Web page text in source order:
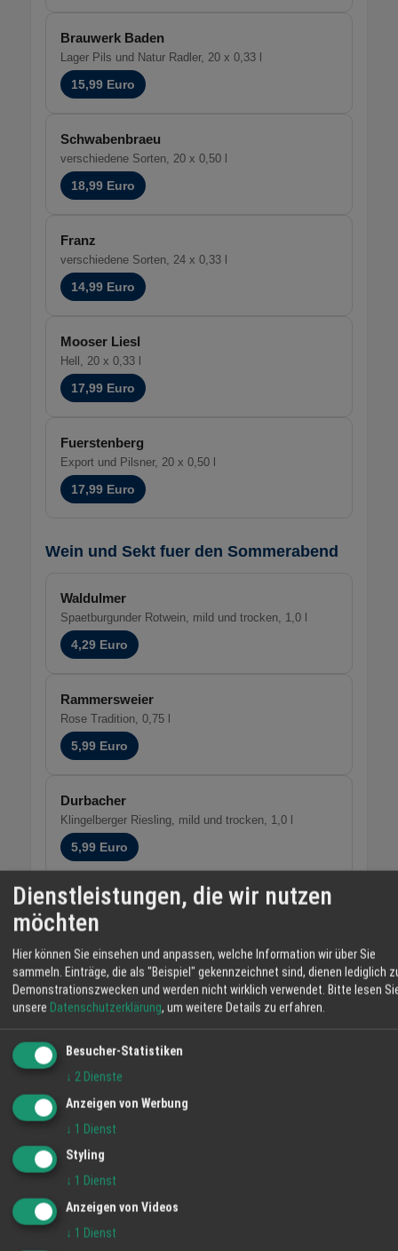
Brauwerk Baden
Lager Pils und Natur Radler, 20 x 0,33 l
15,99 Euro
Schwabenbraeu
verschiedene Sorten, 20 x 0,50 l
18,99 Euro
Franz
verschiedene Sorten, 24 x 0,33 l
14,99 Euro
Mooser Liesl
Hell, 20 x 0,33 l
17,99 Euro
Fuerstenberg
Export und Pilsner, 20 x 0,50 l
17,99 Euro
Wein und Sekt fuer den Sommerabend
Waldulmer
Spaetburgunder Rotwein, mild und trocken, 1,0 l
4,29 Euro
Rammersweier
Rose Tradition, 0,75 l
5,99 Euro
Durbacher
Klingelberger Riesling, mild und trocken, 1,0 l
5,99 Euro
Rotkaeppchen Sekt
trocken und halbtrocken, 0,75 l
3,49 Euro
Zibibbo Zibomare
Change Grenache
Dienstleistungen, die wir nutzen
möchten
Hier können Sie einsehen und anpassen, welche Information wir über Sie
sammeln. Einträge, die als "Beispiel" gekennzeichnet sind, dienen lediglich
Demonstrationszwecken und werden nicht wirklich verwendet. Bitte lesen
unsere Datenschutzerklärung, um weitere Details zu erfahren.
Besucher-Statistiken
↓ 2 Dienste
Anzeigen von Werbung
↓ 1 Dienst
Styling
↓ 1 Dienst
Anzeigen von Videos
↓ 1 Dienst